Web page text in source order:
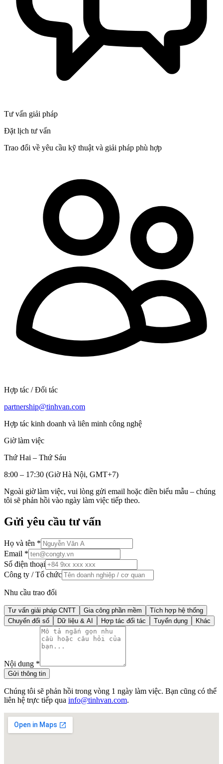
Tư vấn giải pháp
Đặt lịch tư vấn
Trao đổi về yêu cầu kỹ thuật và giải pháp phù hợp
Hợp tác / Đối tác
partnership@tinhvan.com
Hợp tác kinh doanh và liên minh công nghệ
Giờ làm việc
Thứ Hai – Thứ Sáu
8:00 – 17:30 (Giờ Hà Nội, GMT+7)
Ngoài giờ làm việc, vui lòng gửi email hoặc điền biểu mẫu – chúng
tôi sẽ phản hồi vào ngày làm việc tiếp theo.
Gửi yêu cầu tư vấn
Họ và tên *
Email *
Số điện thoại
Công ty / Tổ chức
Nhu cầu trao đổi
Tư vấn giải pháp CNTT Gia công phần mềm
Tích hợp hệ thống
Chuyển đổi số
Dữ liệu & AI Hợp tác đối tác Tuyển dụng Khác
Nội dung *
Gửi thông tin
Chúng tôi sẽ phản hồi trong vòng 1 ngày làm việc. Bạn cũng có thể
liên hệ trực tiếp qua info@tinhvan.com.